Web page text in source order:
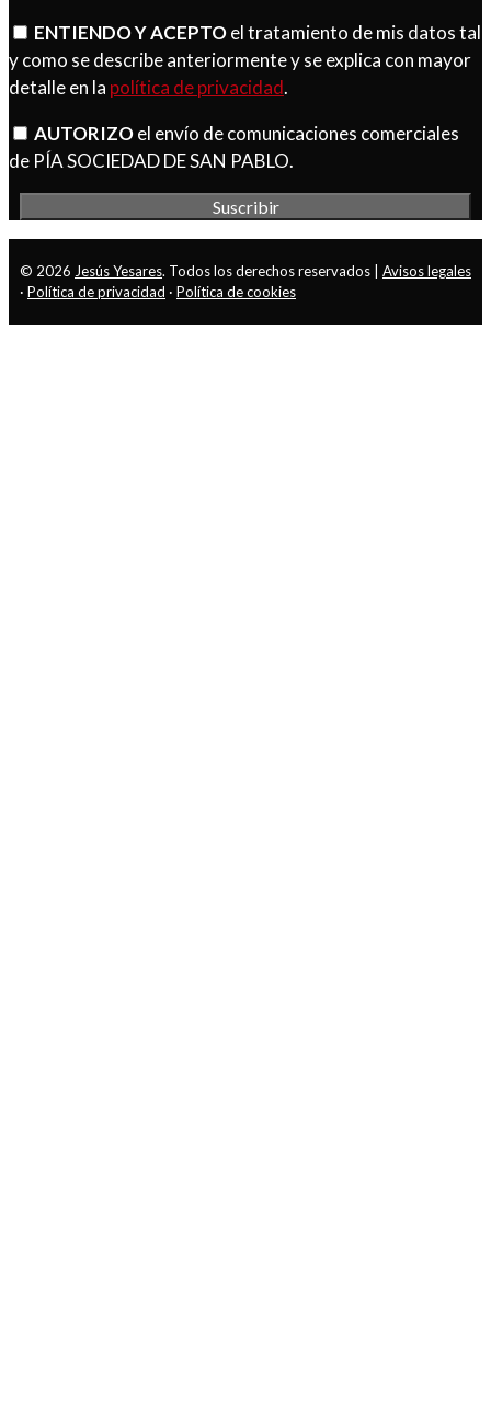
ENTIENDO Y ACEPTOel tratamiento de mis datos tal
y como se describe anteriormente y se explica con mayor
detalle en la política de privacidad.
AUTORIZOel envío de comunicaciones comerciales
de PÍA SOCIEDAD DE SAN PABLO.
© 2026 Jesús Yesares. Todos los derechos reservados | Avisos legales
· Política de privacidad · Política de cookies